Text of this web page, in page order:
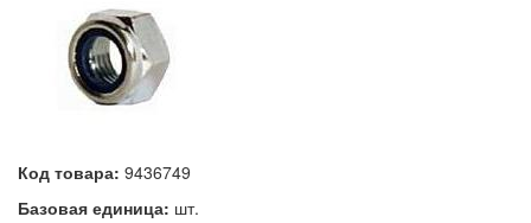
Код товара: 9436749
Базовая единица: шт.